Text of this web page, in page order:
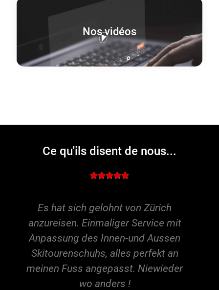
Nos vidéos
Ce qu'ils disent de nous...

Es hat sich gelohnt von Zürich
anzureisen. Einmaliger Service mit
Anpassung des Innen-und Aussen
Skitourenschuhs, alles perfekt an
meinen Fuss angepasst. Niewieder
wo anders !